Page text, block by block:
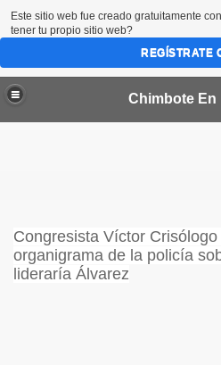
Chimbote En
Congresista Víctor
organigrama de la policía
lideraría Álvarez
Este sitio web fue creado gratuitamente con
tener tu propio sitio web?
REGÍSTRATE